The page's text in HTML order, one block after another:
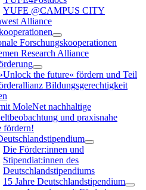
YUFE @CAMPUS CITY
Alliance
Forschungskooperationen
Research Alliance
the future« fördern und Teil
Bildungsgerechtigkeit
MoleNet nachhaltige
und praxisnahe
fördern!
Die Förder:innen und
Stipendiat:innen des
Deutschlandstipendiums
15 Jahre Deutschlandstipendium